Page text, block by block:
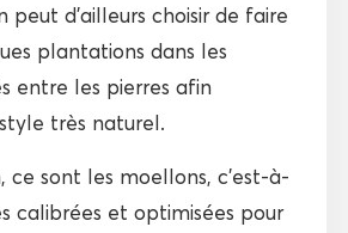
peut d’ailleurs choisir de faire
plantations dans les
entre les pierres afin
très naturel.
ce sont les moellons, c’est-à-
calibrées et optimisées pour